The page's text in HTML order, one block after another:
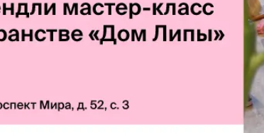
Шампуни
Спреи и порошки
Впитывающий
Силикагелевый